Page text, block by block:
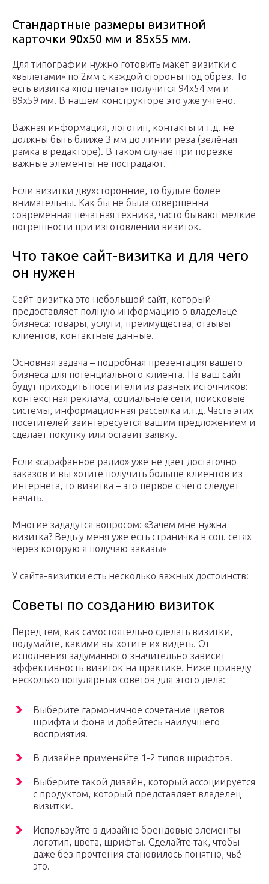
Стандартные размеры визитной
карточки 90х50 мм и 85х55 мм.
Для типографии нужно готовить макет визитки с
«вылетами» по 2мм с каждой стороны под обрез. То
есть визитка «под печать» получится 94х54 мм и
89х59 мм. В нашем конструкторе это уже учтено.
Важная информация, логотип, контакты и т.д. не
должны быть ближе 3 мм до линии реза (зелёная
рамка в редакторе). В таком случае при порезке
важные элементы не пострадают.
Если визитки двухсторонние, то будьте более
внимательны. Как бы не была совершенна
современная печатная техника, часто бывают мелкие
погрешности при изготовлении визиток.
Что такое сайт-визитка и для чего
он нужен
Сайт-визитка это небольшой сайт, который
предоставляет полную информацию о владельце
бизнеса: товары, услуги, преимущества, отзывы
клиентов, контактные данные.
Основная задача – подробная презентация вашего
бизнеса для потенциального клиента. На ваш сайт
будут приходить посетители из разных источников:
контекстная реклама, социальные сети, поисковые
системы, информационная рассылка и.т.д. Часть этих
посетителей заинтересуется вашим предложением и
сделает покупку или оставит заявку.
Если «сарафанное радио» уже не дает достаточно
заказов и вы хотите получить больше клиентов из
интернета, то визитка – это первое с чего следует
начать.
Многие зададутся вопросом: «Зачем мне нужна
визитка? Ведь у меня уже есть страничка в соц. сетях
через которую я получаю заказы»
У сайта-визитки есть несколько важных достоинств:
Советы по созданию визиток
Перед тем, как самостоятельно сделать визитки,
подумайте, какими вы хотите их видеть. От
исполнения задуманного значительно зависит
эффективность визиток на практике. Ниже приведу
несколько популярных советов для этого дела:
Выберите гармоничное сочетание цветов
шрифта и фона и добейтесь наилучшего
восприятия.
В дизайне применяйте 1-2 типов шрифтов.
Выберите такой дизайн, который ассоциируется
с продуктом, который представляет владелец
визитки.
Используйте в дизайне брендовые элементы —
логотип, цвета, шрифты. Сделайте так, чтобы
даже без прочтения становилось понятно, чьё
это.